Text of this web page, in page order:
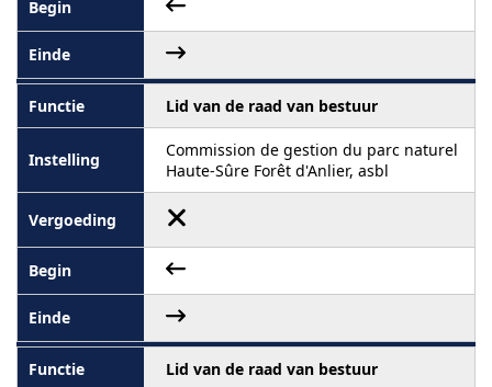
Lid van de raad van bestuur
Commission de gestion du parc naturel
Haute-Sûre Forêt d'Anlier, asbl
Lid van de raad van bestuur